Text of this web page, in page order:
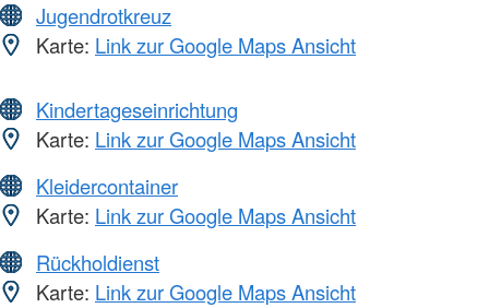
Jugendrotkreuz
Karte: Link zur Google Maps Ansicht
Kindertageseinrichtung
Karte: Link zur Google Maps Ansicht
Kleidercontainer
Karte: Link zur Google Maps Ansicht
Rückholdienst
Karte: Link zur Google Maps Ansicht